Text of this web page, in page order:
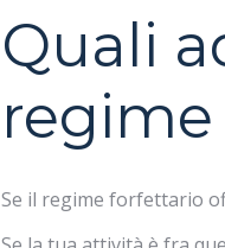
Quali
Se il regime forfettario